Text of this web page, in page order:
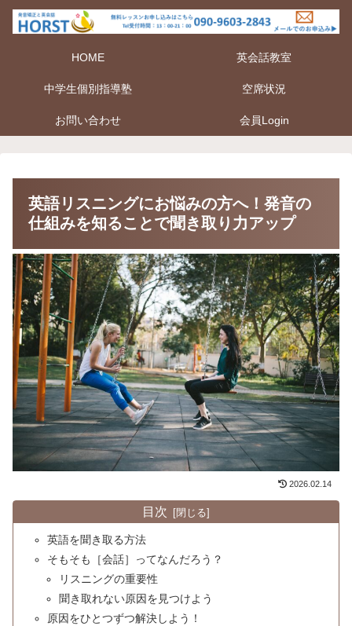
HOME 英会話教室
中学生個別指導塾 空席状況
お問い合わせ 会員Login
英語リスニングにお悩みの方へ！発音の
仕組みを知ることで聞き取り力アップ
2026.02.14
目次
英語を聞き取る方法
そもそも［会話］ってなんだろう？
リスニングの重要性
聞き取れない原因を見つけよう
原因をひとつずつ解決しよう！